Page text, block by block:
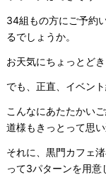
34組もの方にご予約
るでしょうか。
お天気にちょっとど
でも、正直、イベン
こんなにあたたかい
道様もきっとって思
それに、黒門カフェ
って3パターンを用意